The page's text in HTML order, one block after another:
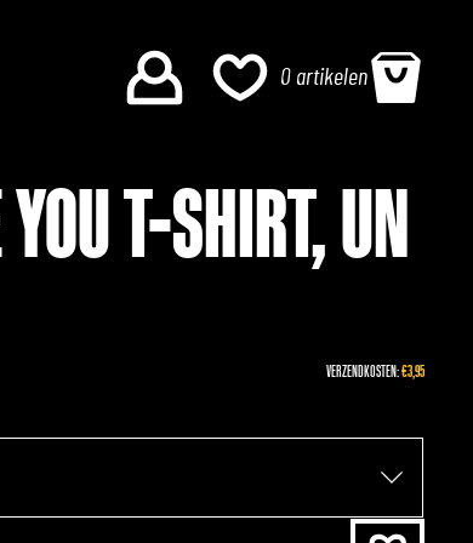
0 artikelen
T-SHIRT, UN
VERZENDKOSTEN:€3,95